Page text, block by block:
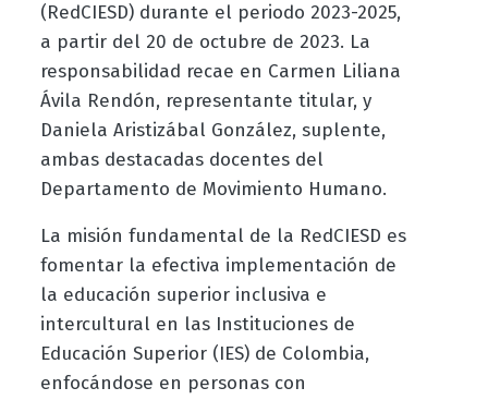
(RedCIESD) durante el periodo 2023-2025,
a partir del 20 de octubre de 2023. La
responsabilidad recae en Carmen Liliana
Ávila Rendón, representante titular, y
Daniela Aristizábal González, suplente,
ambas destacadas docentes del
Departamento de Movimiento Humano.
La misión fundamental de la RedCIESD es
fomentar la efectiva implementación de
la educación superior inclusiva e
intercultural en las Instituciones de
Educación Superior (IES) de Colombia,
enfocándose en personas con